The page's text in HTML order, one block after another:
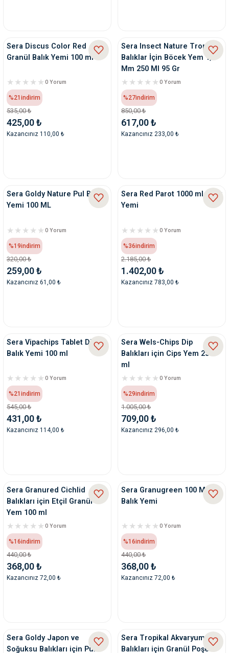
Sera Discus Color Red
Granül Balık Yemi 100 ml
0 Yorum
%21 indirim
535,00 ₺
425,00 ₺
Kazancınız 110,00 ₺
Sera Insect Nature Tropikal
Balıklar İçin Böcek Yem 1,5
Mm 250 Ml 95 Gr
0 Yorum
%27indirim
850,00 ₺
617,00 ₺
Kazancınız 233,00 ₺
Sera Goldy Nature Pul Balık
Yemi 100 ML
0 Yorum
%19indirim
320,00 ₺
259,00 ₺
Kazancınız 61,00 ₺
Sera Red Parot 1000 ml Balık
Yemi
0 Yorum
%36indirim
2.185,00 ₺
1.402,00 ₺
Kazancınız 783,00 ₺
Sera Vipachips Tablet Dip
Balık Yemi 100 ml
0 Yorum
%21 indirim
545,00 ₺
431,00 ₺
Kazancınız 114,00 ₺
Sera Wels-Chips Dip
Balıkları için Cips Yem 250
ml
0 Yorum
%29indirim
1.005,00 ₺
709,00 ₺
Kazancınız 296,00 ₺
Sera Granured Cichlid
Balıkları için Etçil Granür
Yem 100 ml
0 Yorum
%16indirim
440,00 ₺
368,00 ₺
Kazancınız 72,00 ₺
Sera Granugreen 100 Ml
Balık Yemi
0 Yorum
%16indirim
440,00 ₺
368,00 ₺
Kazancınız 72,00 ₺
Sera Goldy Japon ve
Soğuksu Balıkları için Pul
Sera Tropikal Akvaryum
Balıkları için Granül Poşet